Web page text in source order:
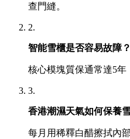
查門縫。
2.
智能雪櫃是否容易故障？
核心模塊質保通常達5年
3.
香港潮濕天氣如何保養
每月用稀釋白醋擦拭內